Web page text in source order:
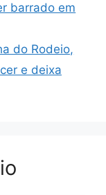
barrado em
do Rodeio,
e deixa